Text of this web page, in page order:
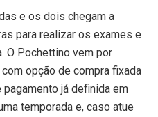
e os dois chegam a
para realizar os exames e
O Pochettino vem por
opção de compra fixada
já definida em
temporada e, caso atue